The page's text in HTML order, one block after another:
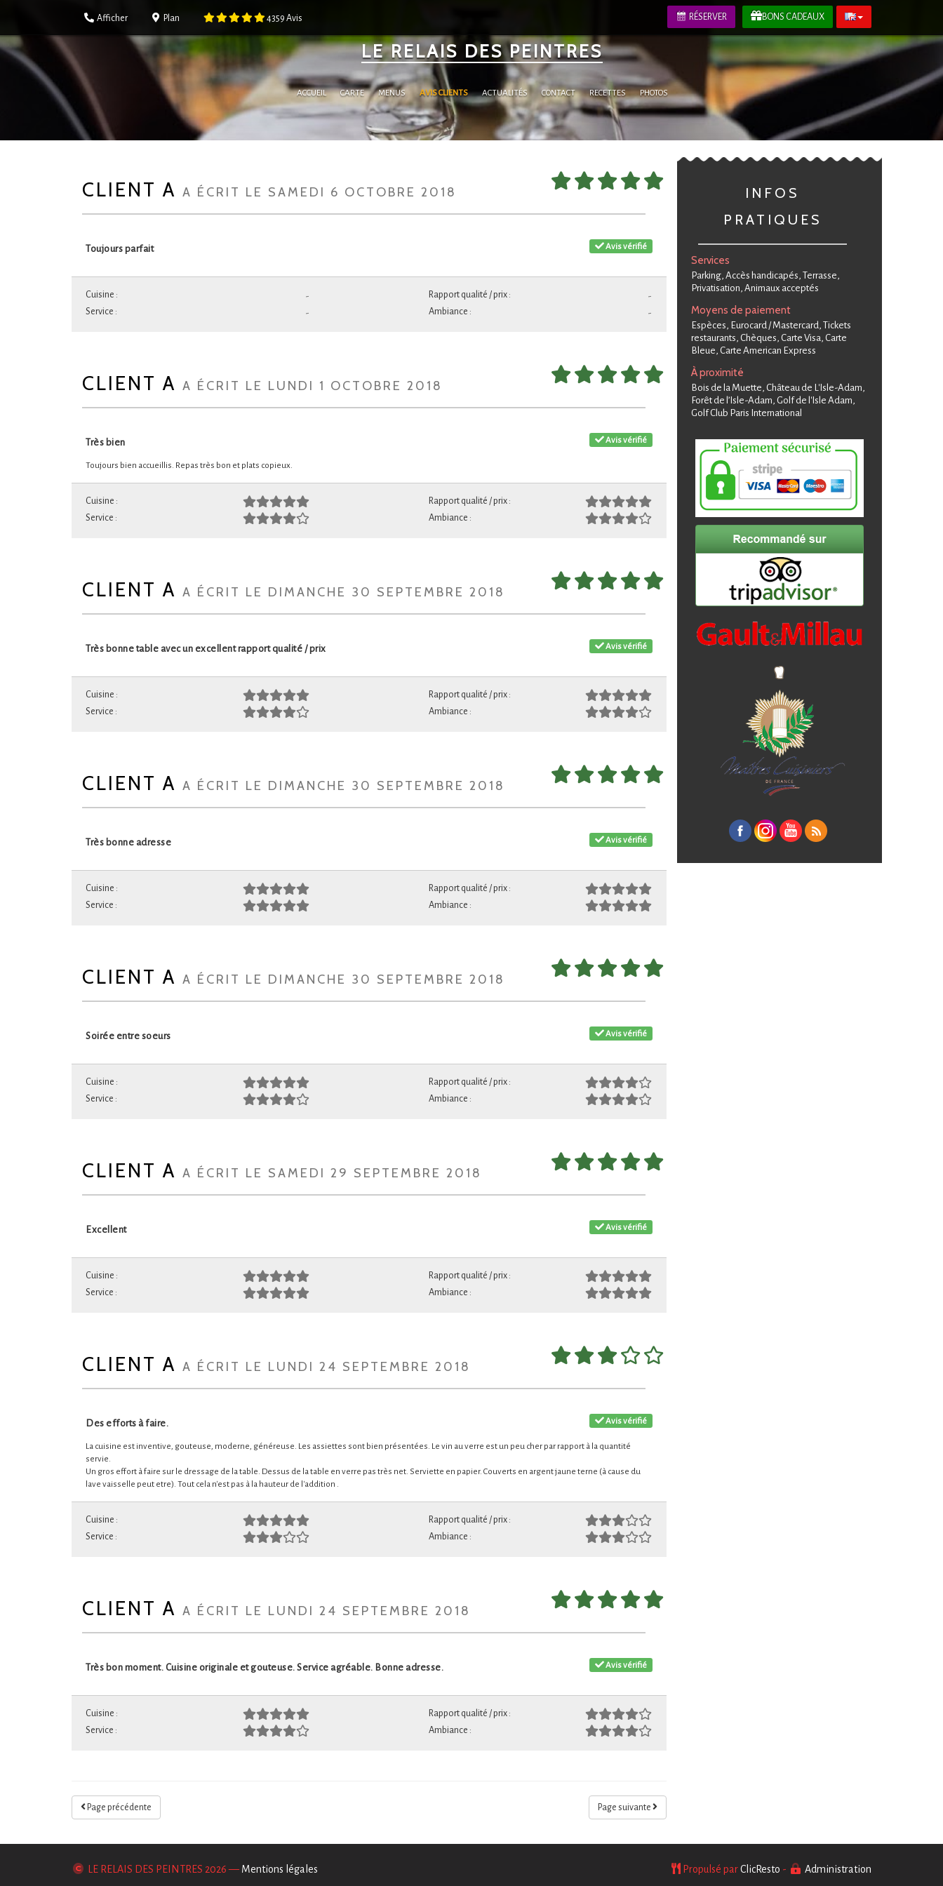
BONS CADEAUX
RÉSERVER
Afficher Plan 4359 Avis
LE RELAIS DES PEINTRES
ACCUEIL CARTE MENUS AVIS CLIENTS ACTUALITÉS CONTACT RECETTES PHOTOS
CLIENT A A ÉCRIT LE SAMEDI 6 OCTOBRE 2018
Avis vérifié
Toujours parfait
-
Cuisine : -
Rapport qualité / prix :
-
Service : -
Ambiance :
CLIENT A A ÉCRIT LE LUNDI 1 OCTOBRE 2018
Avis vérifié
Très bien
Toujours bien accueillis. Repas très bon et plats copieux.
Cuisine :
Rapport qualité / prix :
Service :
Ambiance :
CLIENT A A ÉCRIT LE DIMANCHE 30 SEPTEMBRE 2018
Avis vérifié
Très bonne table avec un excellent rapport qualité / prix
Cuisine :
Rapport qualité / prix :
Service :
Ambiance :
CLIENT A A ÉCRIT LE DIMANCHE 30 SEPTEMBRE 2018
Avis vérifié
Très bonne adresse
Cuisine :
Rapport qualité / prix :
Service :
Ambiance :
CLIENT A A ÉCRIT LE DIMANCHE 30 SEPTEMBRE 2018
Avis vérifié
Soirée entre soeurs
Cuisine :
Rapport qualité / prix :
Service :
Ambiance :
CLIENT A A ÉCRIT LE SAMEDI 29 SEPTEMBRE 2018
Avis vérifié
Excellent
Cuisine :
Rapport qualité / prix :
Service :
Ambiance :
CLIENT A A ÉCRIT LE LUNDI 24 SEPTEMBRE 2018
Avis vérifié
Des efforts à faire.
La cuisine est inventive, gouteuse, moderne, généreuse. Les assiettes sont bien présentées. Le vin au verre est un peu cher par rapport à la quantité
servie.
Un gros effort à faire sur le dressage de la table. Dessus de la table en verre pas très net. Serviette en papier. Couverts en argent jaune terne (à cause du
lave vaisselle peut etre). Tout cela n'est pas à la hauteur de l'addition .
Cuisine :
Rapport qualité / prix :
Service :
Ambiance :
CLIENT A A ÉCRIT LE LUNDI 24 SEPTEMBRE 2018
Avis vérifié
Très bon moment. Cuisine originale et gouteuse. Service agréable. Bonne adresse.
Cuisine :
Rapport qualité / prix :
Service :
Ambiance :
Page suivante
Page précédente
INFOS
PRATIQUES
Services
Parking, Accès handicapés, Terrasse,
Privatisation, Animaux acceptés
Moyens de paiement
Espèces, Eurocard / Mastercard, Tickets
restaurants, Chèques, Carte Visa, Carte
Bleue, Carte American Express
À proximité
Bois de la Muette, Château de L'Isle-Adam,
Forêt de l’Isle-Adam, Golf de l'Isle Adam,
Golf Club Paris International
LE RELAIS DES PEINTRES 2026 — Mentions légales Propulsé parClicResto - Administration